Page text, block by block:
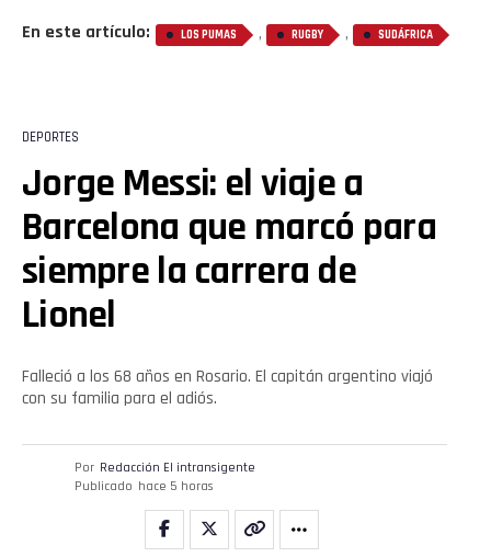
En este artículo: LOS PUMAS , RUGBY , SUDÁFRICA
DEPORTES
Jorge Messi: el viaje a
Barcelona que marcó para
siempre la carrera de
Lionel
Falleció a los 68 años en Rosario. El capitán argentino viajó
con su familia para el adiós.
Por Redacción El intransigente
Publicado hace 5 horas